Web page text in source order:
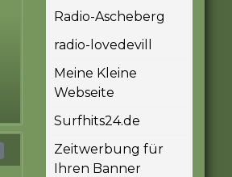
Radio-Ascheberg
radio-lovedevill
Meine Kleine
Webseite
Surfhits24.de
Zeitwerbung für
Ihren Banner